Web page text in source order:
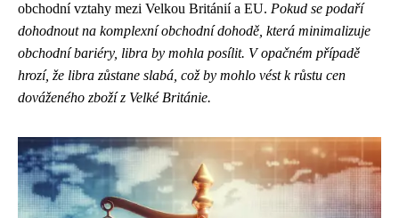
obchodní vztahy mezi Velkou Británií a EU. Pokud se podaří
dohodnout na komplexní obchodní dohodě, která minimalizuje
obchodní bariéry, libra by mohla posílit. V opačném případě
hrozí, že libra zůstane slabá, což by mohlo vést k růstu cen
dováženého zboží z Velké Británie.